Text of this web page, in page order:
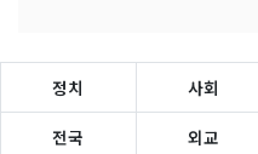
정치 사회
전국 외교